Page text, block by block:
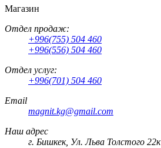
Магазин
Отдел продаж:
+996(755) 504 460
+996(556) 504 460
Отдел услуг:
+996(701) 504 460
Email
magnit.kg@gmail.com
Наш адрес
г. Бишкек, Ул. Льва Толстого 22к